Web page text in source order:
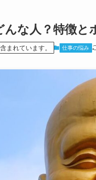
んな人？特徴と
まれています。 仕事の悩み